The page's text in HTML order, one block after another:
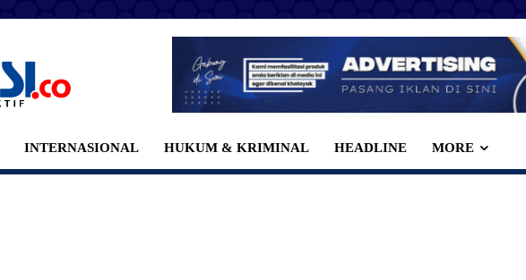
INTERNASIONAL HUKUM & KRIMINAL HEADLINE MORE